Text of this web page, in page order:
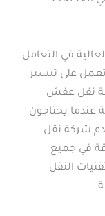
في التعامل
على تيسير
نقل عفش
عندما يحتاجون
شركة نقل
في جميع
النقل